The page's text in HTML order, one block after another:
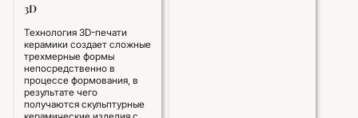
3D
Технология 3D-печати
керамики создает сложные
трехмерные формы
непосредственно в
процессе формования, в
результате чего
получаются скульптурные